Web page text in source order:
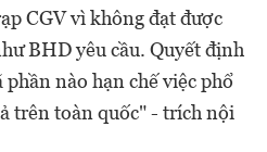
CGV vì không đạt được
BHD yêu cầu. Quyết định
nào hạn chế việc phổ
trên toàn quốc" - trích nội